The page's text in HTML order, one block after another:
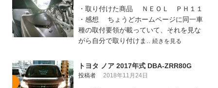
・取り付けた商品 ＮＥＯＬ ＰＨ１１
・感想 ちょうどホームページに同一車
種の取付要領が載っていて、それを見な
がら自分で取り付けま.. 続きを見る
トヨタ ノア 2017年式 DBA-ZRR80G
投稿者 2018年11月24日